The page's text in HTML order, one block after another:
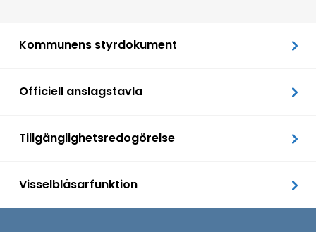
Kommunens styrdokument
Officiell anslagstavla
Tillgänglighetsredogörelse
Visselblåsarfunktion